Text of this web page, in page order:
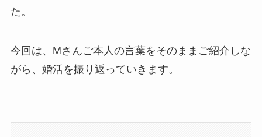
た。
今回は、Mさんご本人の言葉をそのままご紹介しな
がら、婚活を振り返っていきます。